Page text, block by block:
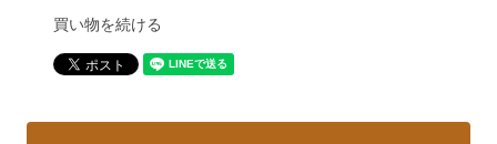
買い物を続ける